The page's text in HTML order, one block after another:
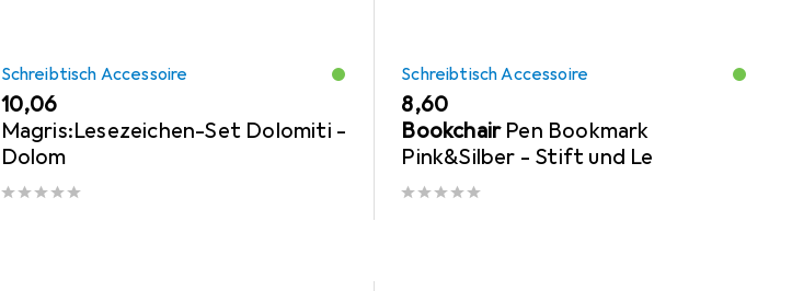
Schreibtisch Accessoire
EUR
10,06
Magris:Lesezeichen-Set Dolomiti -
Dolom
Schreibtisch Accessoire
EUR
8,60
Bookchair Pen Bookmark
Pink&Silber - Stift und Le